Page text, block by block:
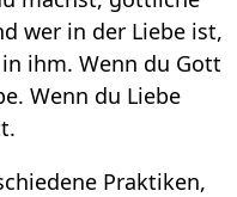
wer in der Liebe ist,
ihm. Wenn du Gott
Wenn du Liebe
Praktiken,